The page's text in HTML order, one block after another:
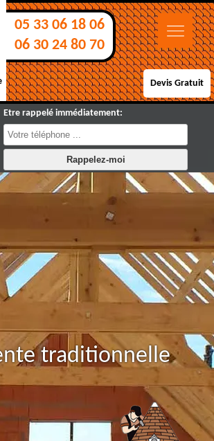
05 33 06 18 06
06 30 24 80 70
Devis Gratuit
Etre rappelé immédiatement:
traditionnelle